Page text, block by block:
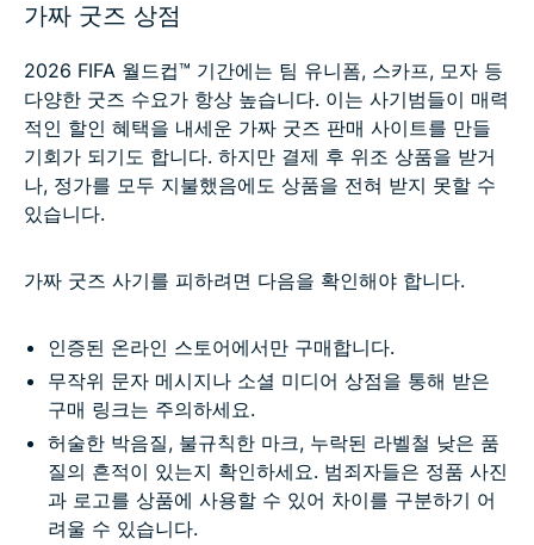
가짜 굿즈 상점
2026 FIFA 월드컵™ 기간에는 팀 유니폼, 스카프, 모자 등
다양한 굿즈 수요가 항상 높습니다. 이는 사기범들이 매력
적인 할인 혜택을 내세운 가짜 굿즈 판매 사이트를 만들
기회가 되기도 합니다. 하지만 결제 후 위조 상품을 받거
나, 정가를 모두 지불했음에도 상품을 전혀 받지 못할 수
있습니다.
가짜 굿즈 사기를 피하려면 다음을 확인해야 합니다.
인증된 온라인 스토어에서만 구매합니다.
무작위 문자 메시지나 소셜 미디어 상점을 통해 받은
구매 링크는 주의하세요.
허술한 박음질, 불규칙한 마크, 누락된 라벨철 낮은 품
질의 흔적이 있는지 확인하세요. 범죄자들은 정품 사진
과 로고를 상품에 사용할 수 있어 차이를 구분하기 어
려울 수 있습니다.